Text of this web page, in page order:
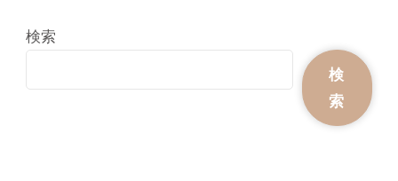
検索
検
索